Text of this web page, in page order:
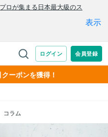
ーポンを獲得！
コラム